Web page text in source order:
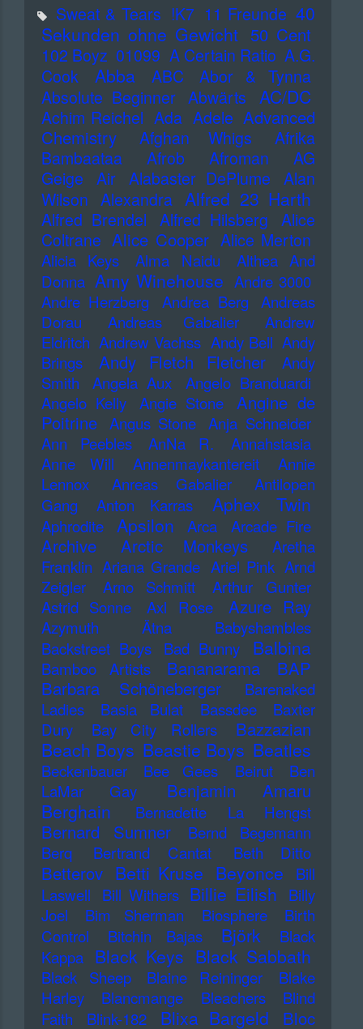
Sweat & Tears !K7 11 Freunde 40
Sekunden ohne Gewicht 50 Cent
102 Boyz 01099 A Certain Ratio A.G.
Cook
Abba ABC
Abor & Tynna
Absolute Beginner Abwärts AC/DC
Achim Reichel Ada Adele Advanced
Chemistry
Afghan Whigs
Afrika
Bambaataa
Afrob Afroman
AG
Geige
Air Alabaster DePlume
Alan
Wilson Alexandra Alfred 23 Harth
Alfred Brendel Alfred Hilsberg
Alice
Coltrane Alice Cooper Alice Merton
Alicia Keys Alma Naidu
Althea And
Donna Amy Winehouse Andre 3000
Andre Herzberg
Andrea Berg
Andreas
Dorau
Andreas Gabalier
Andrew
Eldritch Andrew Vachss Andy Bell Andy
Brings
Andy Fletch Fletcher
Andy
Smith
Angela Aux
Angelo Branduardi
Angelo Kelly
Angie Stone
Angine de
Poitrine Angus Stone Anja Schneider
Ann Peebles
AnNa R.
Annahstasia
Anne Will
Annenmaykantereit
Annie
Lennox
Anreas Gabalier
Antilopen
Gang
Anton Karras Aphex Twin
Aphrodite Apsilon Arca Arcade Fire
Archive Arctic Monkeys
Aretha
Franklin Ariana Grande Ariel Pink Arnd
Zeigler
Arno Schmitt
Arthur Gunter
Astrid Sonne
Axl Rose Azure Ray
Azymuth Ätna
Babyshambles
Backstreet Boys
Bad Bunny Balbina
Bamboo Artists Bananarama
BAP
Barbara Schöneberger
Barenaked
Ladies
Basia Bulat Bassdee
Baxter
Dury
Bay City Rollers Bazzazian
Beach Boys Beastie Boys Beatles
Beckenbauer Bee Gees Beirut
Ben
LaMar Gay
Benjamin Amaru
Berghain Bernadette La Hengst
Bernard Sumner
Bernd Begemann
Berq
Bertrand Cantat Beth Ditto
Betterov Betti Kruse Beyonce
Bill
Laswell
Bill Withers Billie Eilish
Billy
Joel
Bim Sherman Biosphere
Birth
Control
Bitchin Bajas Björk
Black
Kappa Black Keys Black Sabbath
Black Sheep Blaine Reininger
Blake
Harley
Blancmange Bleachers
Blind
Faith
Blink-182 Blixa Bargeld
Bloc